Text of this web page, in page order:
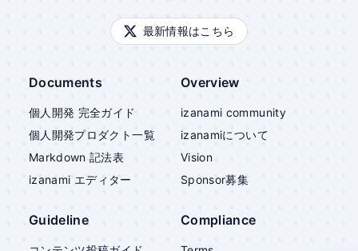
最新情報はこちら
Documents
個人開発 完全ガイド
個人開発プロダクト一覧
Markdown 記法表
izanami エディター
Overview
izanami community
izanamiについて
Vision
Sponsor募集
Guideline Compliance